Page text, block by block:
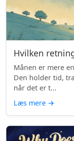
Hvilken
Månen er mere
Den holder tid,
når det er t...
Læs mere →